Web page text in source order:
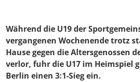
Während die U19 der
vergangenen Wochenende trotz
Hause gegen die Altersgenossen
verlor, fuhr die U17 im Heimspiel
Berlin einen 3:1-Sieg ein.